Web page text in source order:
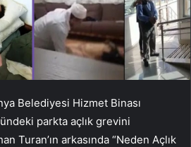
Belediyesi Hizmet Binası
parkta açlık grevini
Turan’ın arkasında “Neden Açlık